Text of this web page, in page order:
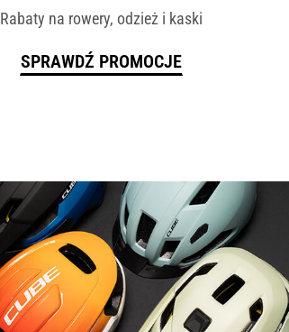
Rabaty na rowery, odzież i kaski
SPRAWDŹ PROMOCJE